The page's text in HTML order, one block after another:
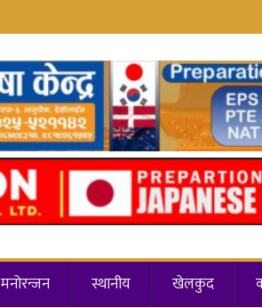
मनोरन्जन स्थानीय खेलकुद